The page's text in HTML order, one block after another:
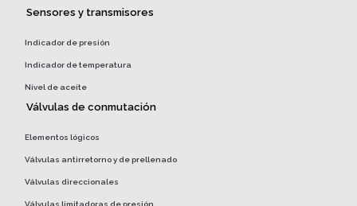
Sensores y transmisores
Indicador de presión
Indicador de temperatura
Nivel de aceite
Válvulas de conmutación
Elementos lógicos
Válvulas antirretorno y de prellenado
Válvulas direccionales
Válvulas limitadoras de presión